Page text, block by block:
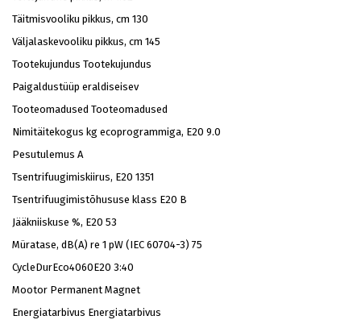
Täitmisvooliku pikkus, cm 130
Väljalaskevooliku pikkus, cm 145
Tootekujundus Tootekujundus
Paigaldustüüp eraldiseisev
Tooteomadused Tooteomadused
Nimitäitekogus kg ecoprogrammiga, E20 9.0
Pesutulemus A
Tsentrifuugimiskiirus, E20 1351
Tsentrifuugimistõhususe klass E20 B
Jääkniiskuse %, E20 53
Müratase, dB(A) re 1 pW (IEC 60704-3) 75
CycleDurEco4060E20 3:40
Mootor Permanent Magnet
Energiatarbivus Energiatarbivus